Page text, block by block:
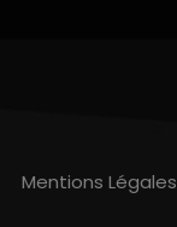
Mentions Légales